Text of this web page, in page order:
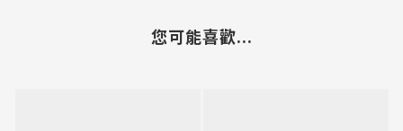
您可能喜歡...